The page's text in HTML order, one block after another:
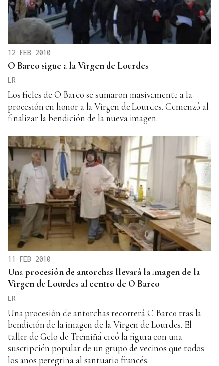
12 FEB 2010
O Barco sigue a la Virgen de Lourdes
LR
Los fieles de O Barco se sumaron masivamente a la
procesión en honor a la Virgen de Lourdes. Comenzó al
finalizar la bendición de la nueva imagen.
11 FEB 2010
Una procesión de antorchas llevará la imagen de la
Virgen de Lourdes al centro de O Barco
LR
Una procesión de antorchas recorrerá O Barco tras la
bendición de la imagen de la Virgen de Lourdes. El
taller de Gelo de Tremiñá creó la figura con una
suscripción popular de un grupo de vecinos que todos
los años peregrina al santuario francés.